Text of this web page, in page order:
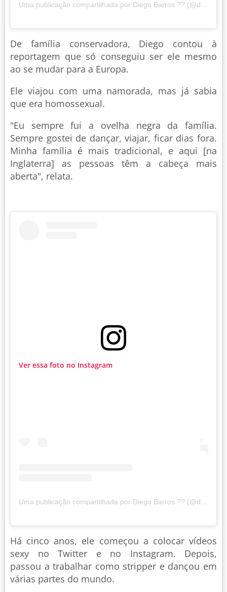
Uma publicação compartilhada por Diego Barros ?? (@diego_rodrigob)
De família conservadora, Diego contou à
reportagem que só conseguiu ser ele mesmo
ao se mudar para a Europa.
Ele viajou com uma namorada, mas já sabia
que era homossexual.
"Eu sempre fui a ovelha negra da família.
Sempre gostei de dançar, viajar, ficar dias fora.
Minha família é mais tradicional, e aqui [na
Inglaterra] as pessoas têm a cabeça mais
aberta", relata.
Ver essa foto no Instagram
Há cinco anos, ele começou a colocar vídeos
sexy no Twitter e no Instagram. Depois,
passou a trabalhar como stripper e dançou em
várias partes do mundo.